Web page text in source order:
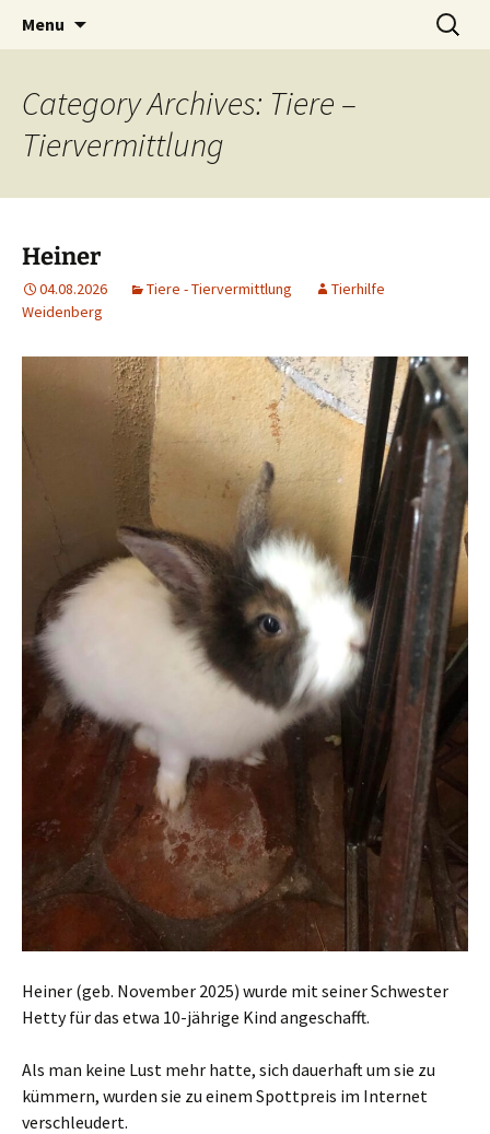
Tierhilfe
Weidenberg und Umgebung e.V.
Menu
Search
for:
Category Archives: Tiere –
Tiervermittlung
Heiner
04.08.2026 Tiere - Tiervermittlung
Tierhilfe
Weidenberg
Heiner (geb. November 2025) wurde mit seiner Schwester
Hetty für das etwa 10-jährige Kind angeschafft.
Als man keine Lust mehr hatte, sich dauerhaft um sie zu
kümmern, wurden sie zu einem Spottpreis im Internet
verschleudert.